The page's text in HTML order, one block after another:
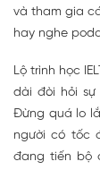
và tham gia
hay nghe
Lộ trình học
dài đòi hỏi
Đừng quá lo
người có tốc
đang tiến bộ